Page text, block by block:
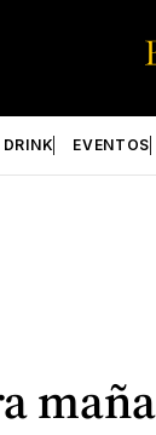
EVENTOS